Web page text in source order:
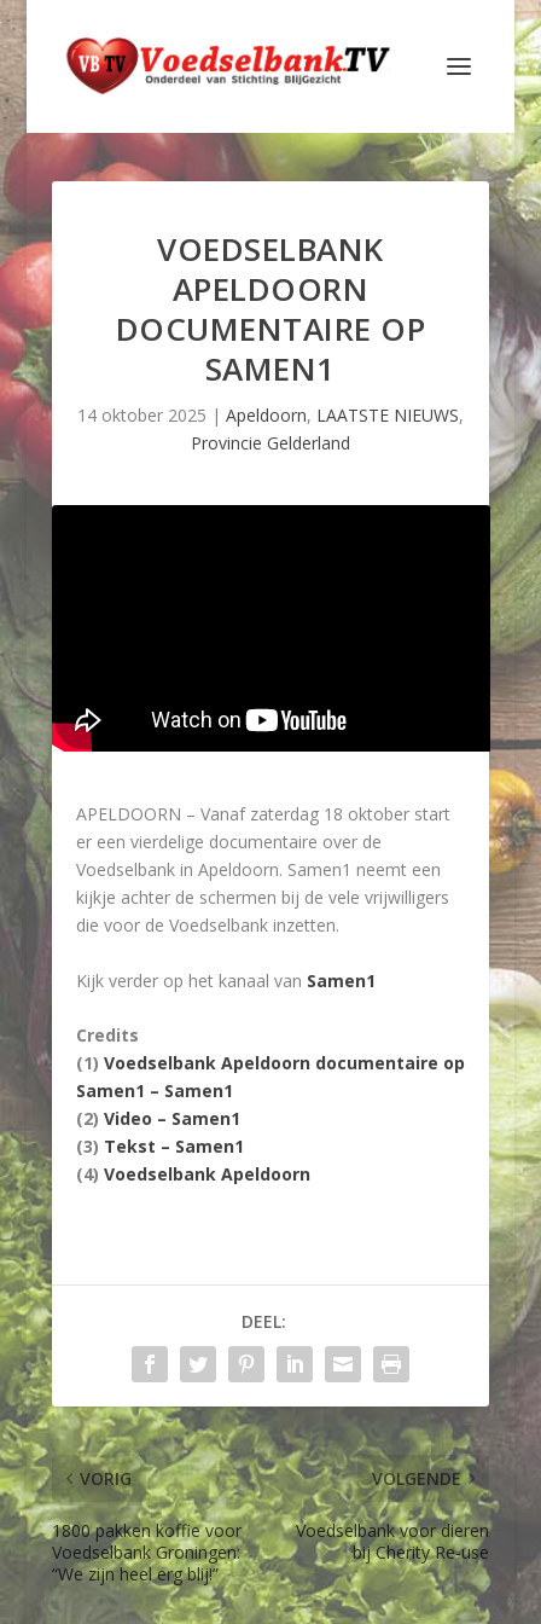
VOEDSELBANK
APELDOORN
DOCUMENTAIRE OP
SAMEN1
14 oktober 2025 | Apeldoorn, LAATSTE NIEUWS,
Provincie Gelderland
APELDOORN – Vanaf zaterdag 18 oktober start
er een vierdelige documentaire over de
Voedselbank in Apeldoorn. Samen1 neemt een
kijkje achter de schermen bij de vele vrijwilligers
die voor de Voedselbank inzetten.
Kijk verder op het kanaal van Samen1
Credits
(1) Voedselbank Apeldoorn documentaire op
Samen1 – Samen1
(2) Video – Samen1
(3) Tekst – Samen1
(4) Voedselbank Apeldoorn
DEEL:
VORIG
1800 pakken koffie voor
Voedselbank Groningen:
“We zijn heel erg blij!”
VOLGENDE
Voedselbank voor dieren
bij Cherity Re-use